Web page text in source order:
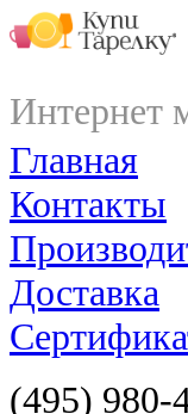
Интернет
Главная
Контакты
Доставка
(495) 980-